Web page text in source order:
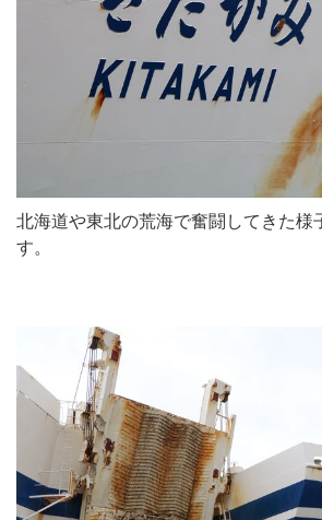
北海道や東北の荒海で奮闘してきた様
す。